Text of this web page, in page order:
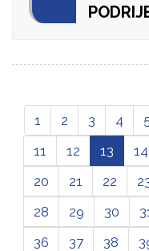
1 2 3 4
11
12 13 14
20
21 22
28
29 30
36
37 38